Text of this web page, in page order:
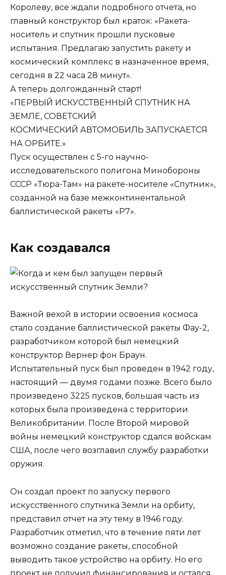
Королеву, все ждали подробного отчета, но
главный конструктор был краток: «Ракета-
носитель и спутник прошли пусковые
испытания. Предлагаю запустить ракету и
космический комплекс в назначенное время,
сегодня в 22 часа 28 минут».
А теперь долгожданный старт!
«ПЕРВЫЙ ИСКУССТВЕННЫЙ СПУТНИК НА
ЗЕМЛЕ, СОВЕТСКИЙ
КОСМИЧЕСКИЙ АВТОМОБИЛЬ ЗАПУСКАЕТСЯ
НА ОРБИТЕ.»
Пуск осуществлен с 5-го научно-
исследовательского полигона Минобороны
СССР «Тюра-Там» на ракете-носителе «Спутник»,
созданной на базе межконтинентальной
баллистической ракеты «Р7».
Как создавался
Важной вехой в истории освоения космоса
стало создание баллистической ракеты Фау-2,
разработчиком которой был немецкий
конструктор Вернер фон Браун.
Испытательный пуск был проведен в 1942 году,
настоящий — двумя годами позже. Всего было
произведено 3225 пусков, большая часть из
которых была произведена с территории
Великобритании. После Второй мировой
войны немецкий конструктор сдался войскам
США, после чего возглавил службу разработки
оружия.
Он создал проект по запуску первого
искусственного спутника Земли на орбиту,
представил отчет на эту тему в 1946 году.
Разработчик отметил, что в течение пяти лет
возможно создание ракеты, способной
выводить такое устройство на орбиту. Но его
проект не получил финансирования и остался